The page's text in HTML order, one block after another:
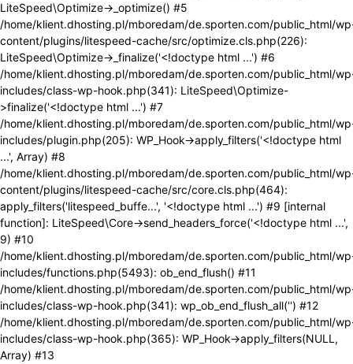
LiteSpeed\Optimize->_optimize() #5
/home/klient.dhosting.pl/mboredam/de.sporten.com/public_html/
content/plugins/litespeed-cache/src/optimize.cls.php(226):
LiteSpeed\Optimize->_finalize('<!doctype html ...') #6
/home/klient.dhosting.pl/mboredam/de.sporten.com/public_html/
includes/class-wp-hook.php(341): LiteSpeed\Optimize-
>finalize('<!doctype html ...') #7
/home/klient.dhosting.pl/mboredam/de.sporten.com/public_html/
includes/plugin.php(205): WP_Hook->apply_filters('<!doctype html
...', Array) #8
/home/klient.dhosting.pl/mboredam/de.sporten.com/public_html/
content/plugins/litespeed-cache/src/core.cls.php(464):
apply_filters('litespeed_buffe...', '<!doctype html ...') #9 [internal
function]: LiteSpeed\Core->send_headers_force('<!doctype html ...',
9) #10
/home/klient.dhosting.pl/mboredam/de.sporten.com/public_html/
includes/functions.php(5493): ob_end_flush() #11
/home/klient.dhosting.pl/mboredam/de.sporten.com/public_html/
includes/class-wp-hook.php(341): wp_ob_end_flush_all('') #12
/home/klient.dhosting.pl/mboredam/de.sporten.com/public_html/
includes/class-wp-hook.php(365): WP_Hook->apply_filters(NULL,
Array) #13